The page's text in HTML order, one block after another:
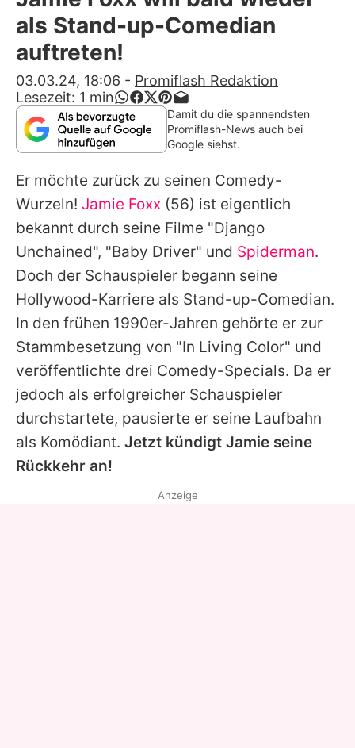
Alle Themen auf Promiflash
App runterladen
Team
Redaktionelle Richtlinien
Impressum
Datenschutzerklärung
Nutzungsbedingungen
Utiq verwalten
als Stand-up-Comedian
auftreten!
03.03.24, 18:06 - Promiflash Redaktion
Lesezeit: 1 min
Damit du die spannendsten
Promiflash-News auch bei
Google siehst.
Er möchte zurück zu seinen Comedy-
Wurzeln! Jamie Foxx (56) ist eigentlich
bekannt durch seine Filme "Django
Unchained", "Baby Driver" und Spiderman.
Doch der Schauspieler begann seine
Hollywood-Karriere als Stand-up-Comedian.
In den frühen 1990er-Jahren gehörte er zur
Stammbesetzung von "In Living Color" und
veröffentlichte drei Comedy-Specials. Da er
jedoch als erfolgreicher Schauspieler
durchstartete, pausierte er seine Laufbahn
als Komödiant. Jetzt kündigt Jamie seine
Rückkehr an!
Anzeige